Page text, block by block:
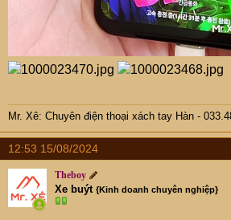
Mr. Xê: Chuyên điện thoại xách tay Hàn -
12:53 15/08/2024
Theboy
Xe buýt {Kinh doanh chuyên nghiệp}